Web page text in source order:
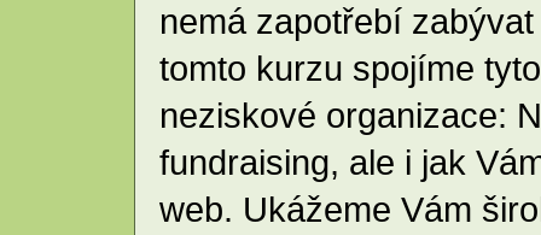
nemá zapotřebí
tomto kurzu spojíme
neziskové organizace:
fundraising, ale i jak
web. Ukážeme Vám